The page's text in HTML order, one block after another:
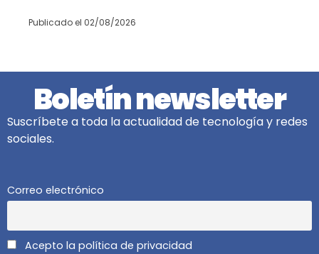
Publicado el 02/08/2026
Boletín newsletter
Suscríbete a toda la actualidad de tecnología y redes
sociales.
Correo electrónico
Acepto la política de privacidad